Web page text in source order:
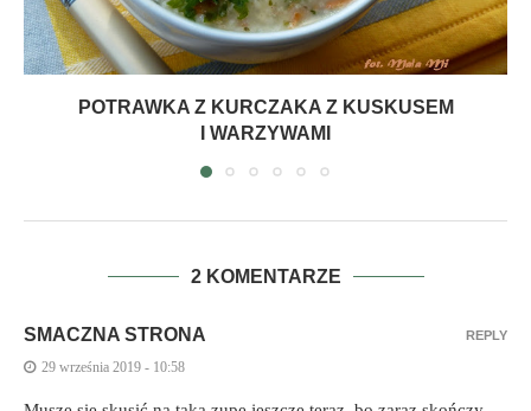
POTRAWKA Z KURCZAKA Z KUSKUSEM
I WARZYWAMI
2 KOMENTARZE
SMACZNA STRONA
29 września 2019 - 10:58
REPLY